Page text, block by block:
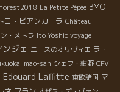
La Petite Pépée BMO
ロ・ビアンカーラ Château
・メトラ Ito Yoshio voyage
ンジェ ニースのオリヴィエ ラ・
Imao-san シェフ・紺野 CPV
Edouard Laffitte 東欧諸国 マ